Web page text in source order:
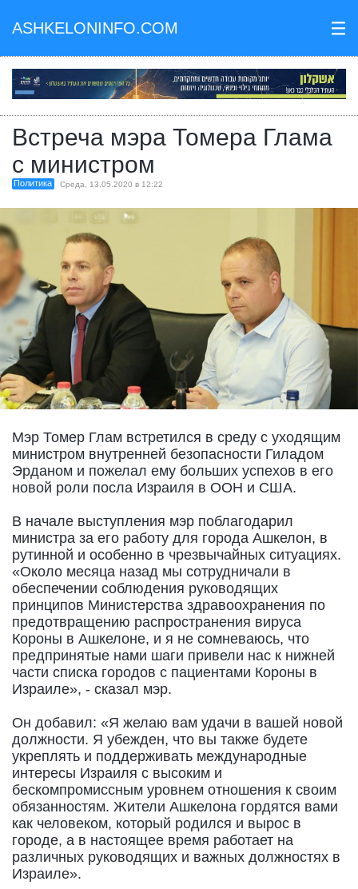
ASHKELONINFO.COM III
Встреча мэра Томера Глама
с министром
Политика Среда, 13.05.2020 в 12:22
Мэр Томер Глам встретился в среду с уходящим
министром внутренней безопасности Гиладом
Эрданом и пожелал ему больших успехов в его
новой роли посла Израиля в ООН и США.
В начале выступления мэр поблагодарил
министра за его работу для города Ашкелон, в
рутинной и особенно в чрезвычайных ситуациях.
«Около месяца назад мы сотрудничали в
обеспечении соблюдения руководящих
принципов Министерства здравоохранения по
предотвращению распространения вируса
Короны в Ашкелоне, и я не сомневаюсь, что
предпринятые нами шаги привели нас к нижней
части списка городов с пациентами Короны в
Израиле», - сказал мэр.
Он добавил: «Я желаю вам удачи в вашей новой
должности. Я убежден, что вы также будете
укреплять и поддерживать международные
интересы Израиля с высоким и
бескомпромиссным уровнем отношения к своим
обязанностям. Жители Ашкелона гордятся вами
как человеком, который родился и вырос в
городе, а в настоящее время работает на
различных руководящих и важных должностях в
Израиле».